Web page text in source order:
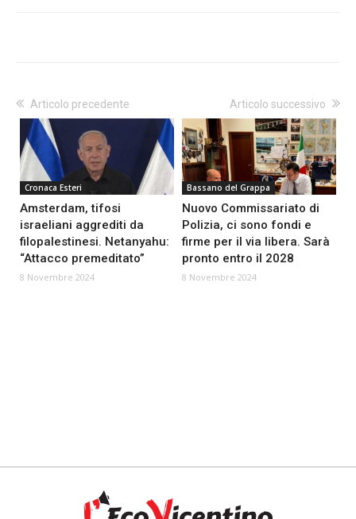
Articolo precedente
Cronaca Esteri
Amsterdam, tifosi
israeliani aggrediti da
filopalestinesi. Netanyahu:
“Attacco premeditato”
8 Novembre 2024
Articolo successivo
Bassano del Grappa
Nuovo Commissariato di
Polizia, ci sono fondi e
firme per il via libera. Sarà
pronto entro il 2028
8 Novembre 2024